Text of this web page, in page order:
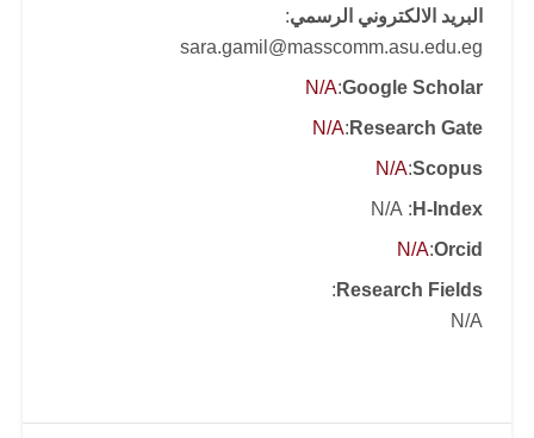
البريد الالكتروني الرسمي:
sara.gamil@masscomm.asu.edu.eg
Google Scholar
:
N/A
Research Gate
:
N/A
Scopus
:
N/A
H-Index
: N/A
Orcid
:
N/A
Research Fields
:
N/A